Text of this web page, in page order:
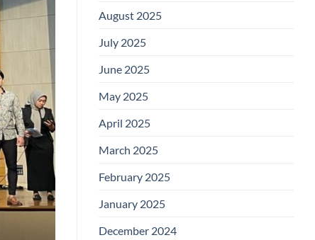
August 2025
July 2025
June 2025
May 2025
April 2025
March 2025
February 2025
January 2025
December 2024